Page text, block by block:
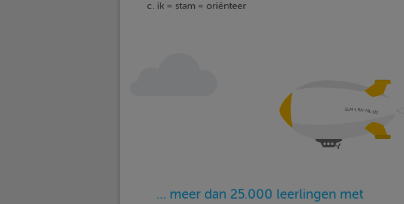
c. ik = stam = oriënteer
… meer dan 25.000 leerlingen met